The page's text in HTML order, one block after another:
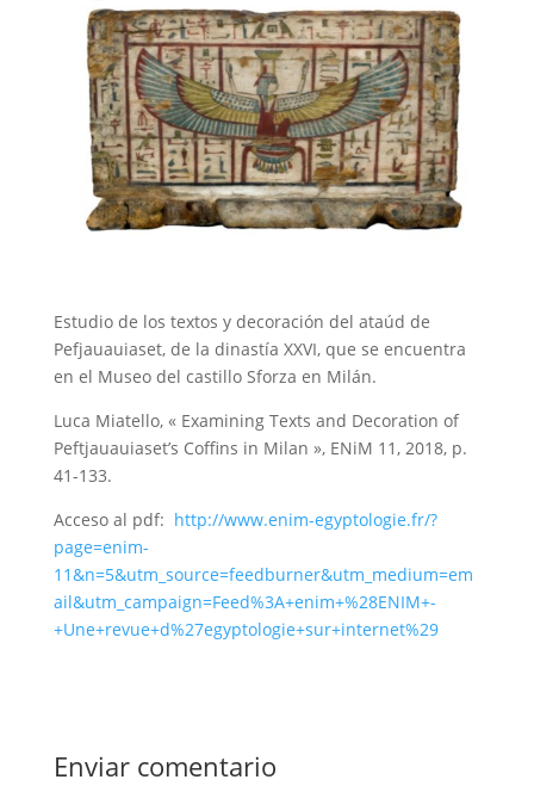
Estudio de los textos y decoración del ataúd de
Pefjauauiaset, de la dinastía XXVI, que se encuentra
en el Museo del castillo Sforza en Milán.
Luca Miatello, « Examining Texts and Decoration of
Peftjauauiaset’s Coffins in Milan », ENiM 11, 2018, p.
41-133.
Acceso al pdf: http://www.enim-egyptologie.fr/?
page=enim-
11&n=5&utm_source=feedburner&utm_medium=em
ail&utm_campaign=Feed%3A+enim+%28ENIM+-
+Une+revue+d%27egyptologie+sur+internet%29
Enviar comentario